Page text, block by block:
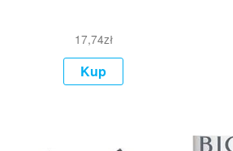
17,74zł
Kup